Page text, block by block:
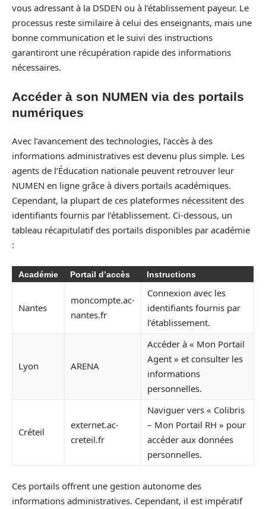
vous adressant à la DSDEN ou à l’établissement payeur. Le
processus reste similaire à celui des enseignants, mais une
bonne communication et le suivi des instructions
garantiront une récupération rapide des informations
nécessaires.
Accéder à son NUMEN via des portails
numériques
Avec l’avancement des technologies, l’accès à des
informations administratives est devenu plus simple. Les
agents de l’Éducation nationale peuvent retrouver leur
NUMEN en ligne grâce à divers portails académiques.
Cependant, la plupart de ces plateformes nécessitent des
identifiants fournis par l’établissement. Ci-dessous, un
tableau récapitulatif des portails disponibles par académie
:
Académie Portail d’accès Instructions
Nantes
moncompte.ac-
nantes.fr
Connexion avec les
identifiants fournis par
l’établissement.
Lyon ARENA
Accéder à « Mon Portail
Agent » et consulter les
informations
personnelles.
Créteil
externet.ac-
creteil.fr
Naviguer vers « Colibris
– Mon Portail RH » pour
accéder aux données
personnelles.
Ces portails offrent une gestion autonome des
informations administratives. Cependant, il est impératif